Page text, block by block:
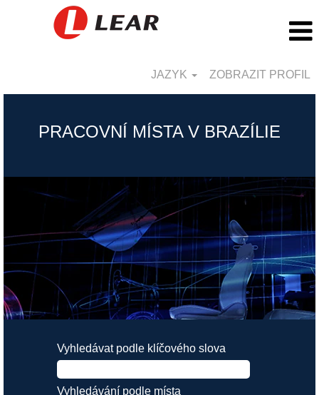
JAZYK ZOBRAZIT PROFIL
PRACOVNÍ MÍSTA V BRAZÍLIE
Vyhledávat podle klíčového slova
Vyhledávání podle místa